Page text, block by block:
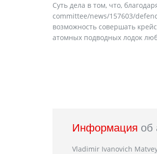
Суть дела в том, что,
committee/news/157603/
возможность совершать
атомных подводных лодок
Информация об
Vladimir Ivanovich